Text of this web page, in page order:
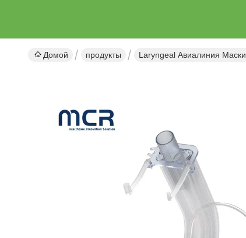
Домой продукты Laryngeal Авиалиния Маски